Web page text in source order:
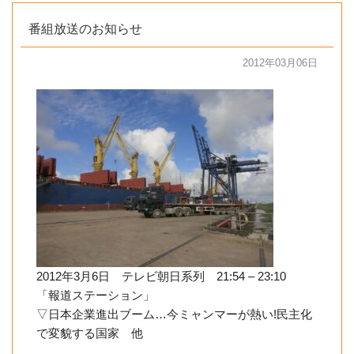
番組放送のお知らせ
2012年03月06日
2012年3月6日 テレビ朝日系列 21:54 – 23:10
「報道ステーション」
▽日本企業進出ブーム…今ミャンマーが熱い!民主化
で変貌する国家 他